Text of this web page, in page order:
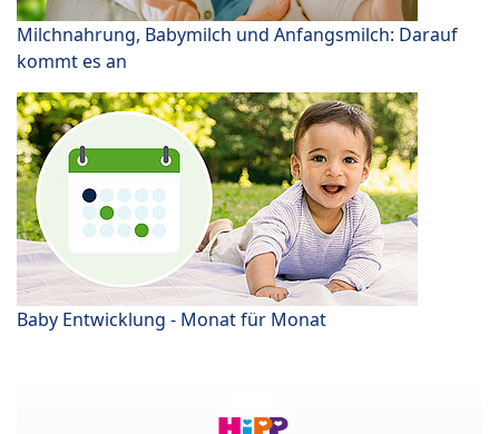
Milchnahrung, Babymilch und Anfangsmilch: Darauf
kommt es an
Baby Entwicklung - Monat für Monat